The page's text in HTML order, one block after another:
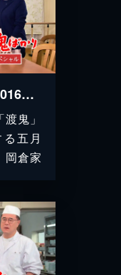
渡る世間は鬼ばかり 2016年二時間スペシャル(橋田壽賀子ドラマ)
鬼」
五月
岡倉家